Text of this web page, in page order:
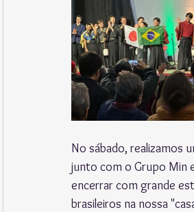
No sábado, realizamos
junto com o Grupo Min
encerrar com grande
brasileiros na nossa